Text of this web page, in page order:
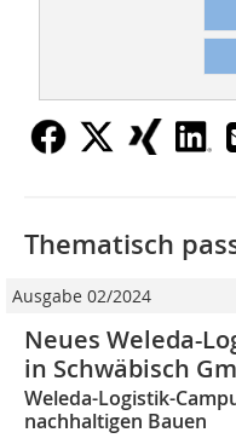
Thematisch
Ausgabe 02/2024
Neues Weleda-
in Schwäbisch
Weleda-Logistik-
nachhaltigen Bauen